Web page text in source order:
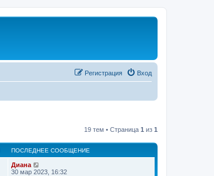
Вход
Регистрация
19 тем • Страница 1 из 1
ПОСЛЕДНЕЕ СООБЩЕНИЕ
Диана
30 мар 2023, 16:32